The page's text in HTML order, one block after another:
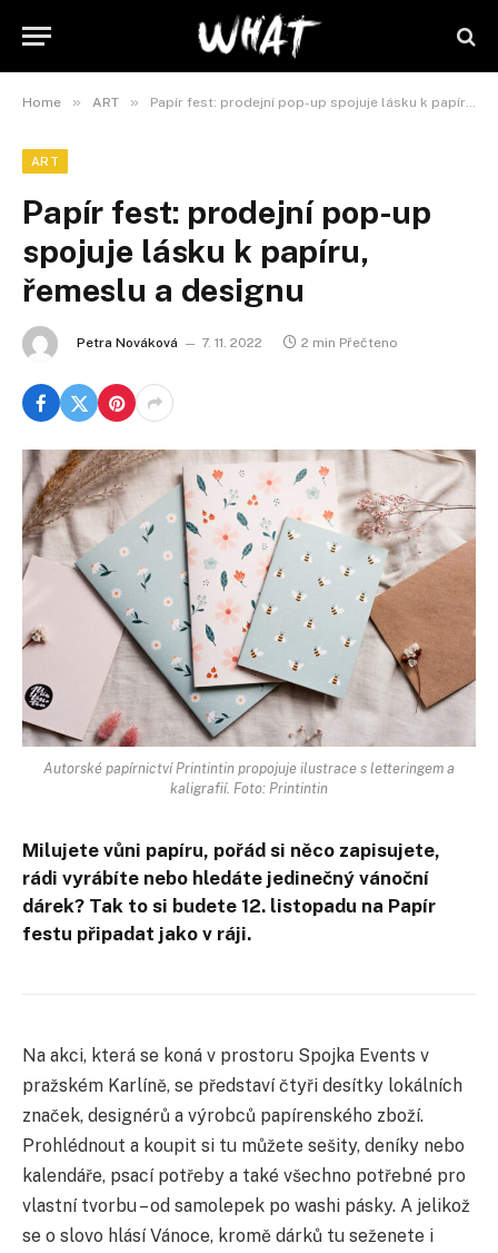
Home » ART » Papír fest: prodejní pop-up spojuje lásku k papíru, řemeslu a designu
ART
Papír fest: prodejní pop-up
spojuje lásku k papíru,
řemeslu a designu
Petra Nováková 7. 11. 2022 2 min Přečteno
Autorské papírnictví Printintin propojuje ilustrace s letteringem a
kaligrafií. Foto: Printintin
Milujete vůni papíru, pořád si něco zapisujete,
rádi vyrábíte nebo hledáte jedinečný vánoční
dárek? Tak to si budete 12. listopadu na Papír
festu připadat jako v ráji.
Na akci, která se koná v prostoru Spojka Events v
pražském Karlíně, se představí čtyři desítky lokálních
značek, designérů a výrobců papírenského zboží.
Prohlédnout a koupit si tu můžete sešity, deníky nebo
kalendáře, psací potřeby a také všechno potřebné pro
vlastní tvorbu – od samolepek po washi pásky. A jelikož
se o slovo hlásí Vánoce, kromě dárků tu seženete i